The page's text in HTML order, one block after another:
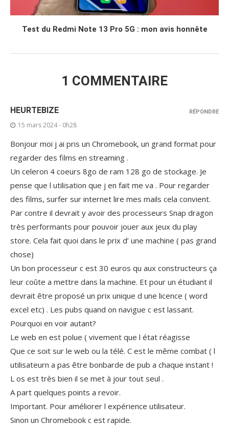
Test du Redmi Note 13 Pro 5G : mon avis honnête
1 COMMENTAIRE
HEURTEBIZE
15 mars 2024 - 0h28
Bonjour moi j ai pris un Chromebook, un grand format pour
regarder des films en streaming .
Un celeron 4 coeurs 8go de ram 128 go de stockage. Je
pense que l utilisation que j en fait me va . Pour regarder
des films, surfer sur internet lire mes mails cela convient.
Par contre il devrait y avoir des processeurs Snap dragon
très performants pour pouvoir jouer aux jeux du play
store. Cela fait quoi dans le prix d’ une machine ( pas grand
chose)
Un bon processeur c est 30 euros qu aux constructeurs ça
leur coûte a mettre dans la machine. Et pour un étudiant il
devrait être proposé un prix unique d une licence ( word
excel etc) . Les pubs quand on navigue c est lassant.
Pourquoi en voir autant?
Le web en est polue ( vivement que l état réagisse
Que ce soit sur le web ou la télé. C est le même combat ( l
utilisateurn a pas être bonbarde de pub a chaque instant !
L os est très bien il se met à jour tout seul .
A part quelques points a revoir.
Important. Pour améliorer l expérience utilisateur.
Sinon un Chromebook c est rapide.
RÉPONDRE